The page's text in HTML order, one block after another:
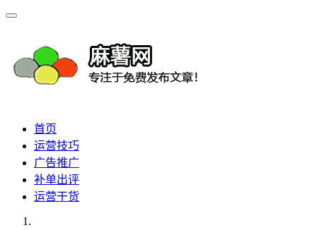
首页
运营技巧
广告推广
补单出评
运营干货